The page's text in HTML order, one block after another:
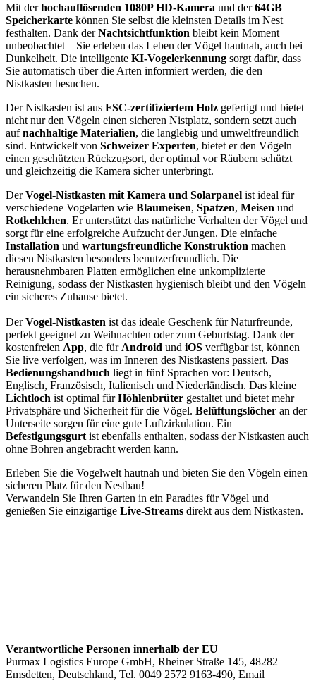
Mit derhochauflösenden 1080P HD-Kamera und der64GB
Speicherkarte können Sie selbst die kleinsten Details im Nest
festhalten. Dank derNachtsichtfunktion bleibt kein Moment
unbeobachtet – Sie erleben das Leben der Vögel hautnah, auch bei
Dunkelheit. Die intelligente KI-Vogelerkennung sorgt dafür, dass
Sie automatisch über die Arten informiert werden, die den
Nistkasten besuchen.
Der Nistkasten ist aus FSC-zertifiziertem Holz gefertigt und bietet
nicht nur den Vögeln einen sicheren Nistplatz, sondern setzt auch
aufnachhaltige Materialien, die langlebig und umweltfreundlich
sind. Entwickelt von Schweizer Experten, bietet er den Vögeln
einen geschützten Rückzugsort, der optimal vor Räubern schützt
und gleichzeitig die Kamera sicher unterbringt.
DerVogel-Nistkasten mit Kamera und Solarpanel ist ideal für
verschiedene Vogelarten wie Blaumeisen, Spatzen, Meisen und
Rotkehlchen. Er unterstützt das natürliche Verhalten der Vögel und
sorgt für eine erfolgreiche Aufzucht der Jungen. Die einfache
Installation und wartungsfreundliche Konstruktion machen
diesen Nistkasten besonders benutzerfreundlich. Die
herausnehmbaren Platten ermöglichen eine unkomplizierte
Reinigung, sodass der Nistkasten hygienisch bleibt und den Vögeln
ein sicheres Zuhause bietet.
DerVogel-Nistkasten ist das ideale Geschenk für Naturfreunde,
perfekt geeignet zu Weihnachten oder zum Geburtstag. Dank der
kostenfreien App, die für Android und iOS verfügbar ist, können
Sie live verfolgen, was im Inneren des Nistkastens passiert. Das
Bedienungshandbuch liegt in fünf Sprachen vor: Deutsch,
Englisch, Französisch, Italienisch und Niederländisch. Das kleine
Lichtloch ist optimal fürHöhlenbrüter gestaltet und bietet mehr
Privatsphäre und Sicherheit für die Vögel. Belüftungslöcher an der
Unterseite sorgen für eine gute Luftzirkulation. Ein
Befestigungsgurt ist ebenfalls enthalten, sodass der Nistkasten auch
ohne Bohren angebracht werden kann.
Erleben Sie die Vogelwelt hautnah und bieten Sie den Vögeln einen
sicheren Platz für den Nestbau!
Verwandeln Sie Ihren Garten in ein Paradies für Vögel und
genießen Sie einzigartige Live-Streams direkt aus dem Nistkasten.
Verantwortliche Personen innerhalb der EU
Purmax Logistics Europe GmbH, Rheiner Straße 145, 48282
Emsdetten, Deutschland, Tel. 0049 2572 9163-490, Email